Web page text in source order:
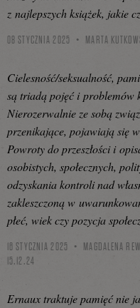
z najlepszych książek, jakie
08 STYCZNIA 2025 MARTA
Cielesność/seksualność,
są triadą pojęć i problemów
Nierozerwalnie ze sobą
przenikające, pojawiają się
Powroty do przeszłości i
osobistych, społecznych,
odzyskania kontroli nad
zakleszczoną w
płeć, wiek czy pozycja
16 STYCZNIA 2025
MAGDALENA
15.12.24
Ernaux traktuje pamięć nie